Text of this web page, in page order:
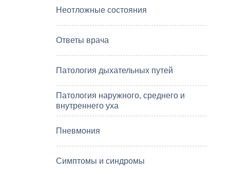
Неотложные состояния
Ответы врача
Патология дыхательных путей
Патология наружного, среднего и
внутреннего уха
Пневмония
Симптомы и синдромы